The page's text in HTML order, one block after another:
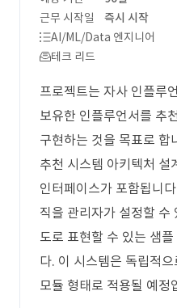
근무 시작일
즉시 시작
AI/ML/Data 엔지니어
테크 리드
프로젝트는 자사 인플루
보유한 인플루언서를 추
구현하는 것을 목표로 합
추천 시스템 아키텍처
인터페이스가 포함됩니
직을 관리자가 설정할 수
도로 표현할 수 있는 샘
다. 이 시스템은 독립적
모듈 형태로 적용될 예정